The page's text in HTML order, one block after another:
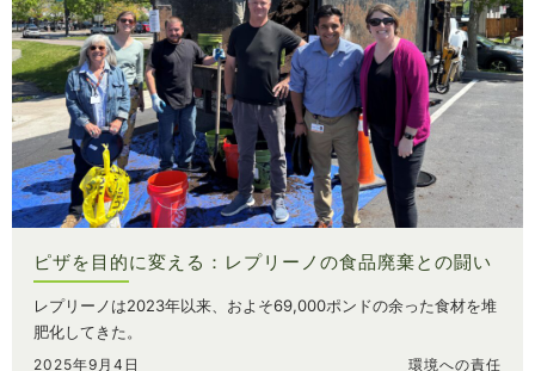
ピザを目的に変える：レプリーノの食品廃棄との闘い
レプリーノは2023年以来、およそ69,000ポンドの余った食材を堆
肥化してきた。
2025年9月4日 環境への責任